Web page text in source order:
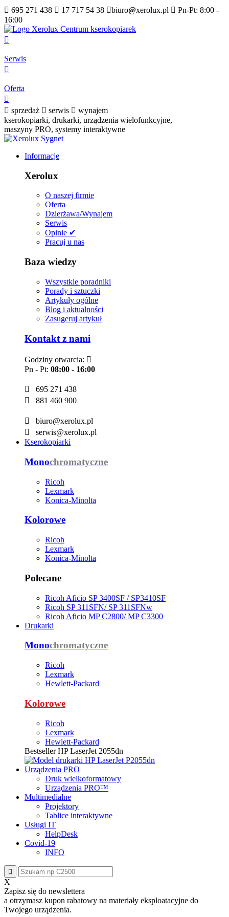
 695 271 438  17 717 54 38 biuro@xerolux.pl  Pn-Pt: 8:00 -
16:00

Serwis

Oferta

 sprzedaż  serwis  wynajem
kserokopiarki, drukarki, urządzenia wielofunkcyjne,
maszyny PRO, systemy interaktywne
Informacje
Xerolux
O naszej firmie
Oferta
Dzierżawa/Wynajem
Serwis
Opinie ✔
Pracuj u nas
Baza wiedzy
Wszystkie poradniki
Porady i sztuczki
Artykuły ogólne
Blog i aktualności
Zasugeruj artykuł
Kontakt z nami
Godziny otwarcia: 
Pn - Pt: 08:00 - 16:00

695 271 438

881 460 900

biuro@xerolux.pl

serwis@xerolux.pl
Kserokopiarki
Monochromatyczne
Ricoh
Lexmark
Konica-Minolta
Kolorowe
Ricoh
Lexmark
Konica-Minolta
Polecane
Ricoh Aficio SP 3400SF / SP3410SF
Ricoh SP 311SFN/ SP 311SFNw
Ricoh Aficio MP C2800/ MP C3300
Drukarki
Monochromatyczne
Ricoh
Lexmark
Hewlett-Packard
Kolorowe
Ricoh
Lexmark
Hewlett-Packard
Bestseller HP LaserJet 2055dn
Urządzenia PRO
Druk wielkoformatowy
Urządzenia PRO™
Multimedialne
Projektory
Tablice interaktywne
Usługi IT
HelpDesk
Covid-19
INFO
X
Zapisz się do newslettera
a otrzymasz kupon rabatowy na materiały eksploatacyjne do
Twojego urządzenia.